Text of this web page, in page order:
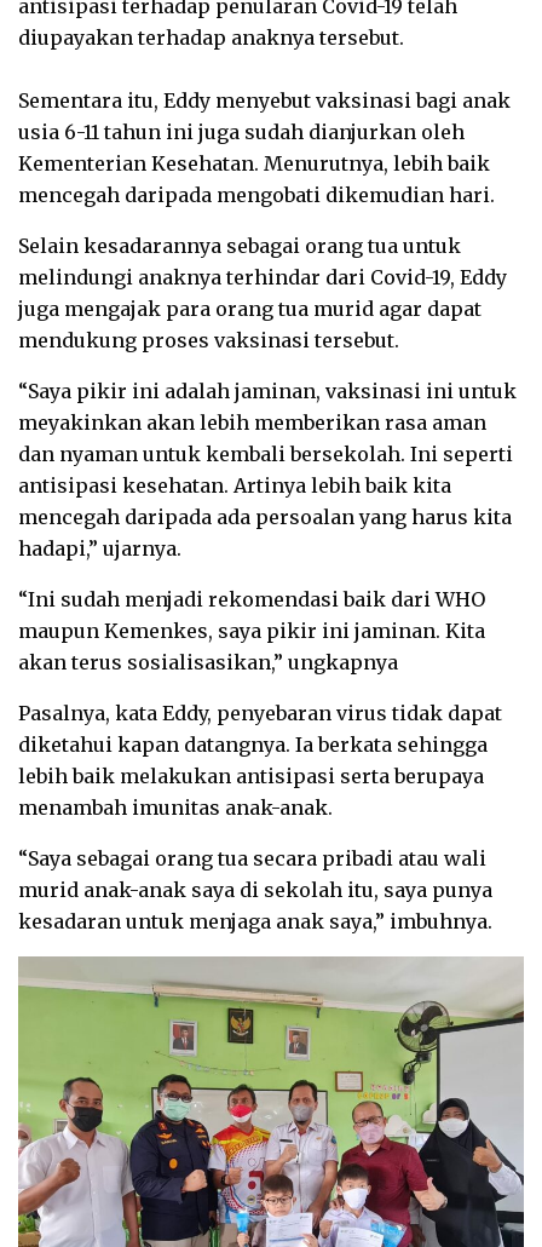
antisipasi terhadap penularan Covid-19 telah
diupayakan terhadap anaknya tersebut.
Sementara itu, Eddy menyebut vaksinasi bagi anak
usia 6-11 tahun ini juga sudah dianjurkan oleh
Kementerian Kesehatan. Menurutnya, lebih baik
mencegah daripada mengobati dikemudian hari.
Selain kesadarannya sebagai orang tua untuk
melindungi anaknya terhindar dari Covid-19, Eddy
juga mengajak para orang tua murid agar dapat
mendukung proses vaksinasi tersebut.
“Saya pikir ini adalah jaminan, vaksinasi ini untuk
meyakinkan akan lebih memberikan rasa aman
dan nyaman untuk kembali bersekolah. Ini seperti
antisipasi kesehatan. Artinya lebih baik kita
mencegah daripada ada persoalan yang harus kita
hadapi,” ujarnya.
“Ini sudah menjadi rekomendasi baik dari WHO
maupun Kemenkes, saya pikir ini jaminan. Kita
akan terus sosialisasikan,” ungkapnya
Pasalnya, kata Eddy, penyebaran virus tidak dapat
diketahui kapan datangnya. Ia berkata sehingga
lebih baik melakukan antisipasi serta berupaya
menambah imunitas anak-anak.
“Saya sebagai orang tua secara pribadi atau wali
murid anak-anak saya di sekolah itu, saya punya
kesadaran untuk menjaga anak saya,” imbuhnya.